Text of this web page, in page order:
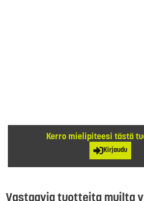
Kerro mielipiteesi tästä
Kirjaudu